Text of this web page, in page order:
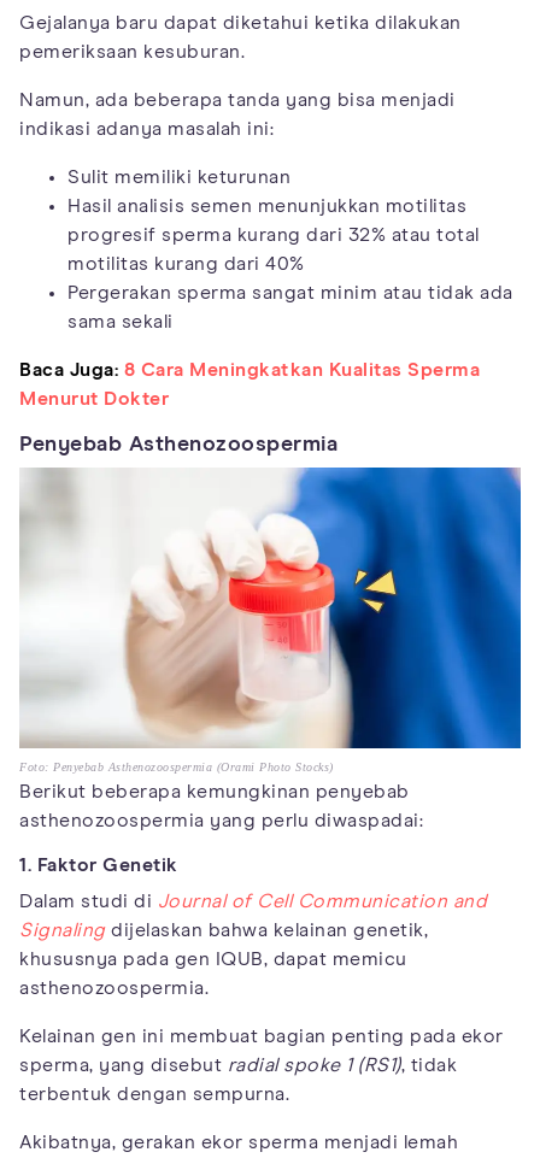
Gejalanya baru dapat diketahui ketika dilakukan
pemeriksaan kesuburan.
Namun, ada beberapa tanda yang bisa menjadi
indikasi adanya masalah ini:
Sulit memiliki keturunan
Hasil analisis semen menunjukkan motilitas
progresif sperma kurang dari 32% atau total
motilitas kurang dari 40%
Pergerakan sperma sangat minim atau tidak ada
sama sekali
Baca Juga: 8 Cara Meningkatkan Kualitas Sperma
Menurut Dokter
Penyebab Asthenozoospermia
Foto: Penyebab Asthenozoospermia (Orami Photo Stocks)
Berikut beberapa kemungkinan penyebab
asthenozoospermia yang perlu diwaspadai:
1. Faktor Genetik
Dalam studi di Journal of Cell Communication and
Signalingdijelaskan bahwa kelainan genetik,
khususnya pada gen IQUB, dapat memicu
asthenozoospermia.
Kelainan gen ini membuat bagian penting pada ekor
sperma, yang disebut radial spoke 1 (RS1), tidak
terbentuk dengan sempurna.
Akibatnya, gerakan ekor sperma menjadi lemah